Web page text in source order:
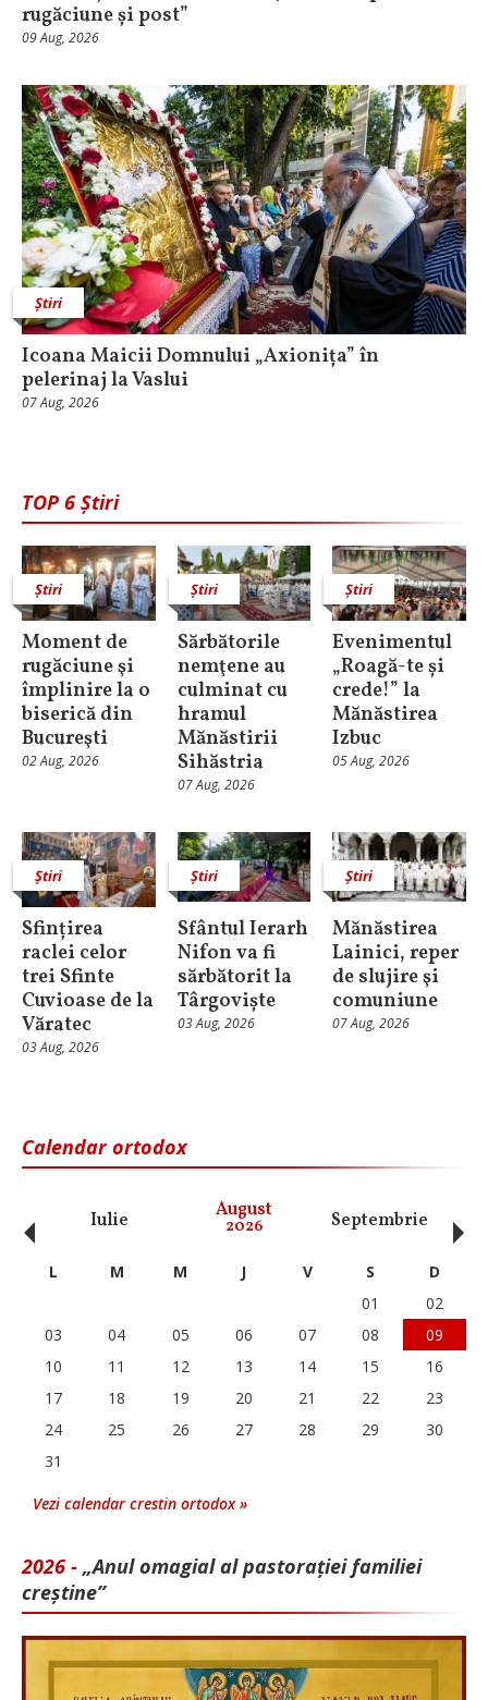
rugăciune și post”
09 Aug, 2026
Știri
Icoana Maicii Domnului „Axionița” în
pelerinaj la Vaslui
07 Aug, 2026
TOP 6 Știri
Știri
Moment de
rugăciune şi
împlinire la o
biserică din
Bucureşti
02 Aug, 2026
Știri
Sărbătorile
nemţene au
culminat cu
hramul
Mănăstirii
Sihăstria
07 Aug, 2026
Știri
Evenimentul
„Roagă-te și
crede!” la
Mănăstirea
Izbuc
05 Aug, 2026
Știri
Sfințirea
raclei celor
trei Sfinte
Cuvioase de la
Văratec
03 Aug, 2026
Știri
Sfântul Ierarh
Nifon va fi
sărbătorit la
Târgoviște
03 Aug, 2026
Știri
Mănăstirea
Lainici, reper
de slujire şi
comuniune
07 Aug, 2026
Calendar ortodox
Iulie August
2026 Septembrie
‹ L M M J V S
D
01
02
03
04 05 06 07 08
09
10
11 12 13 14 15
16
17
18 19 20 21 22
23
24
25 26 27 28 29
30
31
Vezi calendar crestin ortodox »
2026 - „Anul omagial al pastorației familiei
creștine”